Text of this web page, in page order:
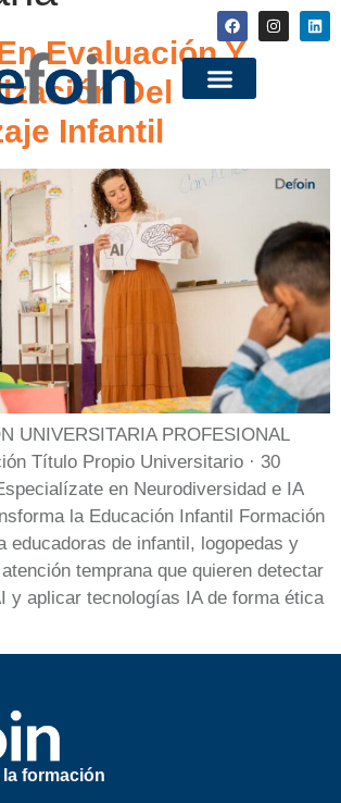
Evaluación Y
Del
Infantil
UNIVERSITARIA PROFESIONAL
Título Propio Universitario · 30
en Neurodiversidad e IA
la Educación Infantil Formación
educadoras de infantil, logopedas y
temprana que quieren detectar
y aplicar tecnologías IA de forma ética
formación